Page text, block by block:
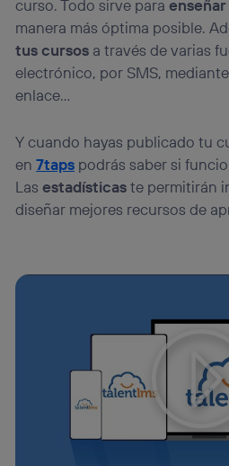
curso. Todo sirve para
manera más óptima posible.
tus cursos a través de varias
electrónico, por SMS,
enlace…
Y cuando hayas publicado tu
en7taps podrás saber si
Lasestadísticaste permitirán
diseñar mejores recursos de